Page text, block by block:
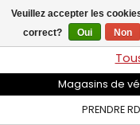
flèches
haut
et
pour
sélectionner
LIVRAISON GRATUITE
Magasins de
PRENDRE
Veuillez accepter les
correct?
Oui Non